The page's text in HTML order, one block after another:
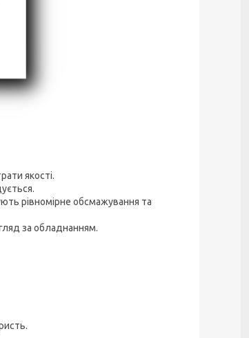
якості.
рівномірне обсмажування та
за обладнанням.